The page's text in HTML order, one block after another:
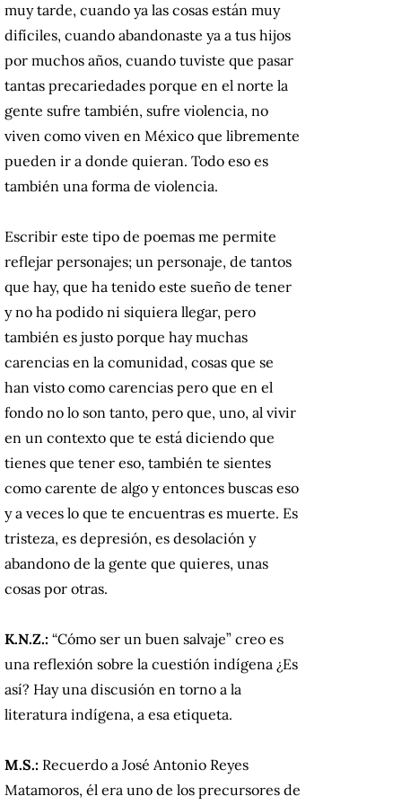
muy tarde, cuando ya las cosas están muy
difíciles, cuando abandonaste ya a tus hijos
por muchos años, cuando tuviste que pasar
tantas precariedades porque en el norte la
gente sufre también, sufre violencia, no
viven como viven en México que libremente
pueden ir a donde quieran. Todo eso es
también una forma de violencia.
Escribir este tipo de poemas me permite
reflejar personajes; un personaje, de tantos
que hay, que ha tenido este sueño de tener
y no ha podido ni siquiera llegar, pero
también es justo porque hay muchas
carencias en la comunidad, cosas que se
han visto como carencias pero que en el
fondo no lo son tanto, pero que, uno, al vivir
en un contexto que te está diciendo que
tienes que tener eso, también te sientes
como carente de algo y entonces buscas eso
y a veces lo que te encuentras es muerte. Es
tristeza, es depresión, es desolación y
abandono de la gente que quieres, unas
cosas por otras.
K.N.Z.: “Cómo ser un buen salvaje” creo es
una reflexión sobre la cuestión indígena ¿Es
así? Hay una discusión en torno a la
literatura indígena, a esa etiqueta.
M.S.: Recuerdo a José Antonio Reyes
Matamoros, él era uno de los precursores de